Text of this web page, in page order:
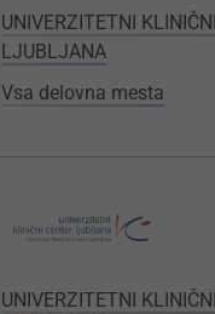
UNIVERZITETNI
LJUBLJANA
Vsa delovna mesta
UNIVERZITETNI